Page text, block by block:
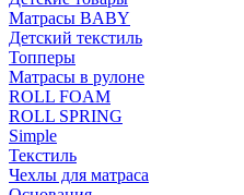
Матрасы BABY
Детский текстиль
Топперы
Матрасы в рулоне
ROLL FOAM
ROLL SPRING
Simple
Текстиль
Чехлы для матраса